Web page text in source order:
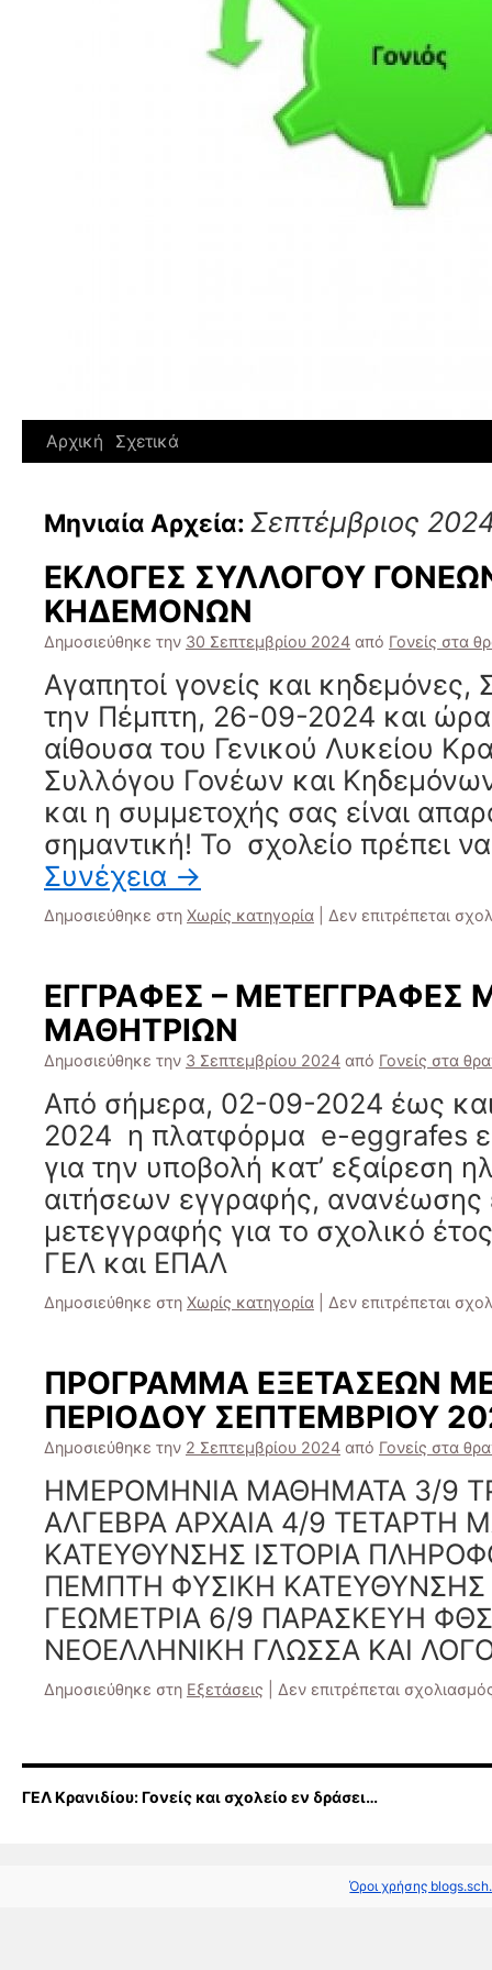
Αρχική Σχετικά
Μηνιαία Αρχεία: Σεπτέμβριος
ΕΚΛΟΓΕΣ ΣΥΛΛΟΓΟΥ
ΚΗΔΕΜΟΝΩΝ
Δημοσιεύθηκε την 30 Σεπτεμβρίου 2024 από Γονείς στα
Αγαπητοί γονείς και
την Πέμπτη, 26-09-2024 και ώρα
αίθουσα του Γενικού Λυκείου
Συλλόγου Γονέων και
και η συμμετοχής σας είναι
σημαντική! Το σχολείο πρέπει
Συνέχεια →
Δημοσιεύθηκε στη Χωρίς κατηγορία Δεν επιτρέπεται
ΕΓΓΡΑΦΕΣ –
ΜΑΘΗΤΡΙΩΝ
Δημοσιεύθηκε την 3 Σεπτεμβρίου 2024 από Γονείς στα
Από σήμερα, 02-09-2024 έως
2024 η πλατφόρμα e-eggrafes
για την υποβολή κατ’ εξαίρεση
αιτήσεων εγγραφής, ανανέωσης
μετεγγραφής για το σχολικό
ΓΕΛ και ΕΠΑΛ
Δημοσιεύθηκε στη Χωρίς κατηγορία Δεν επιτρέπεται
ΠΡΟΓΡΑΜΜΑ ΕΞΕΤΑΣΕΩΝ
ΠΕΡΙΟΔΟΥ ΣΕΠΤΕΜΒΡΙΟΥ
Δημοσιεύθηκε την 2 Σεπτεμβρίου 2024 από Γονείς στα
ΗΜΕΡΟΜΗΝΙΑ ΜΑΘΗΜΑΤΑ 3/9
ΑΛΓΕΒΡΑ ΑΡΧΑΙΑ 4/9 ΤΕΤΑΡΤΗ
ΚΑΤΕΥΘΥΝΣΗΣ ΙΣΤΟΡΙΑ
ΠΕΜΠΤΗ ΦΥΣΙΚΗ ΚΑΤΕΥΘΥΝΣΗΣ
ΓΕΩΜΕΤΡΙΑ 6/9 ΠΑΡΑΣΚΕΥΗ
ΝΕΟΕΛΛΗΝΙΚΗ ΓΛΩΣΣΑ ΚΑΙ
Δημοσιεύθηκε στη Εξετάσεις Δεν επιτρέπεται
ΓΕΛ Κρανιδίου: Γονείς και σχολείο εν δράσει…
Όροι χρήσης